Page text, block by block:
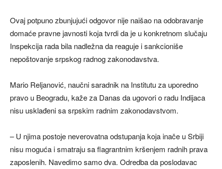
Ovaj potpuno zbunjujući odgovor nije naišao na odobravanje
domaće pravne javnosti koja tvrdi da je u konkretnom slučaju
Inspekcija rada bila nadležna da reaguje i sankcioniše
nepoštovanje srpskog radnog zakonodavstva.
Mario Reljanović, naučni saradnik na Institutu za uporedno
pravo u Beogradu, kaže za Danas da ugovori o radu Indijaca
nisu usklađeni sa srpskim radnim zakonodavstvom.
– U njima postoje neverovatna odstupanja koja inače u Srbiji
nisu moguća i smatraju sa flagrantnim kršenjem radnih prava
zaposlenih. Navedimo samo dva. Odredba da poslodavac